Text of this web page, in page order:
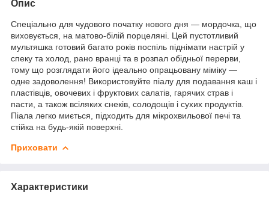
Опис
Спеціально для чудового початку нового дня — мордочка, що
виховується, на матово-білій порцеляні. Цей пустотливий
мультяшка готовий багато років поспіль піднімати настрій у
спеку та холод, рано вранці та в розпал обідньої перерви,
тому що розглядати його ідеально опрацьовану міміку —
одне задоволення! Використовуйте піалу для подавання каш і
пластівців, овочевих і фруктових салатів, гарячих страв і
пасти, а також всіляких снеків, солодощів і сухих продуктів.
Піала легко миється, підходить для мікрохвильової печі та
стійка на будь-якій поверхні.
Приховати
Характеристики